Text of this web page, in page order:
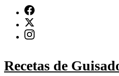
Recetas de